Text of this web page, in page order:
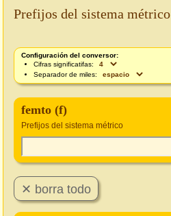
Prefijos del sistema métrico
Configuración del conversor:
Cifras significatifas:
Separador de miles:
femto (f)
Prefijos del sistema métrico